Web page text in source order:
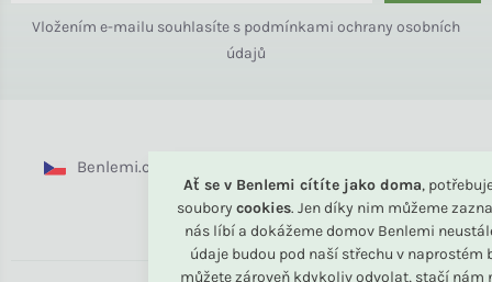
Ať se v Benlemi cítíte jako doma,
soubory cookies. Jen díky nim můžeme
nás líbí a dokážeme domov Benlemi
údaje budou pod naší střechu v naprostém
můžete zároveň kdykoliv odvolat, stačí nám
Vložením e-mailu souhlasíte s podmínkami ochrany osobních
údajů
Benlemi.cz
Benlemi.ro